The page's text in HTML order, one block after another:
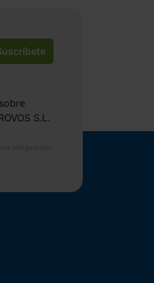
S.L.